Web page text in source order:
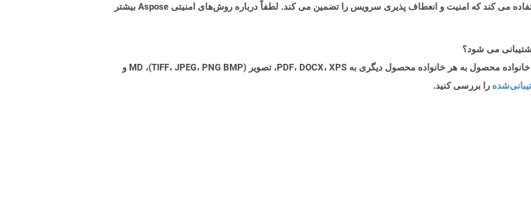
البته! Aspose Cloud از سرورهای ابری آمازون EC2 استفاده می کند که امنیت و انعطاف پذیری سرویس را تضمین می کند. لطفاً درباره روش‌های امنیتی Aspose بیشتر
Aspose.Total Cloud می تواند فرمت های فایل را از هر خانواده محصول به هر خانواده محصول دیگری به PDF، DOCX، XPS، تصویر (TIFF، JPEG، PNG BMP)، MD و
را بررسی کنید.